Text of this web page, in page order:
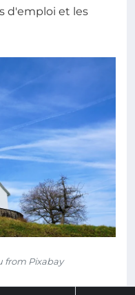
d'emploi et les
from Pixabay